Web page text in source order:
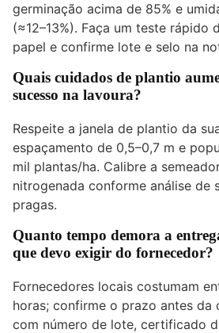
germinação acima de 85% e
(≈12–13%). Faça um teste rápido
papel e confirme lote e selo na
Quais cuidados de plantio
sucesso na lavoura?
Respeite a janela de plantio da
espaçamento de 0,5–0,7 m e
mil plantas/ha. Calibre a
nitrogenada conforme análise de
pragas.
Quanto tempo demora a
que devo exigir do fornecedor?
Fornecedores locais costumam
horas; confirme o prazo antes da
com número de lote, certificado